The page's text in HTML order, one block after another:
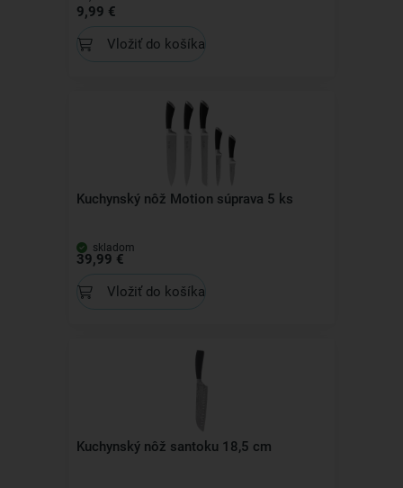
9,99 €
Vložiť do košíka
Kuchynský nôž Motion súprava 5 ks
skladom
39,99 €
Vložiť do košíka
Kuchynský nôž santoku 18,5 cm